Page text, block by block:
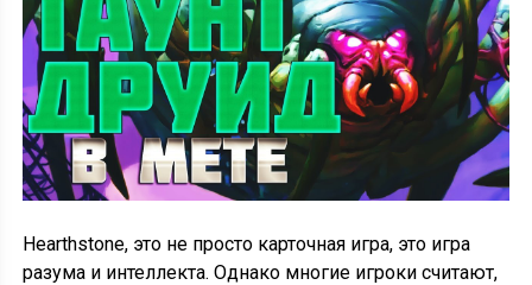
Hearthstone, это не просто карточная игра, это игра
разума и интеллекта. Однако многие игроки считают,